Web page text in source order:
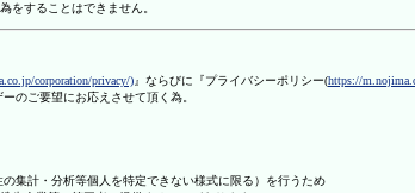
をすることはできません。
corporation/privacy/)』ならびに『プライバシーポリシー(https://
のご要望にお応えさせて頂く為。
集計・分析等個人を特定できない様式に限る）を行うため